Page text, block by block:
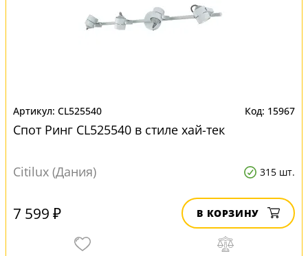
CL525540 15967
Спот Ринг CL525540 в стиле хай-тек
Citilux (Дания) 315 шт.
7 599 ₽ В КОРЗИНУ